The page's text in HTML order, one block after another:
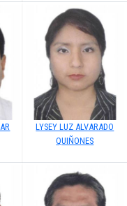
LYSEY LUZ ALVARADO
QUIÑONES